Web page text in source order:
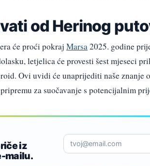
od Herinog
će proći pokraj Marsa2025. godine
letjelica će provesti šest mjeseci
Ovi uvidi će unaprijediti naše znanje
za suočavanje s potencijalnim
iz
mailu.